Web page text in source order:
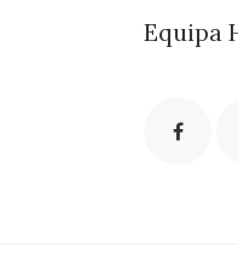
Equipa